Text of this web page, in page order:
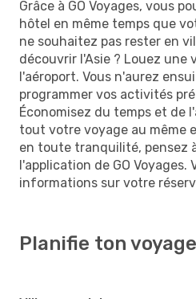
Grâce à GO Voyages, vous
hôtel en même temps que
ne souhaitez pas rester en
découvrir l'Asie ? Louez
l'aéroport. Vous n'aurez
programmer vos activités
Économisez du temps et de
tout votre voyage au même
en toute tranquilité, pensez
l'application de GO Voyages.
informations sur votre
Planifie ton voyage